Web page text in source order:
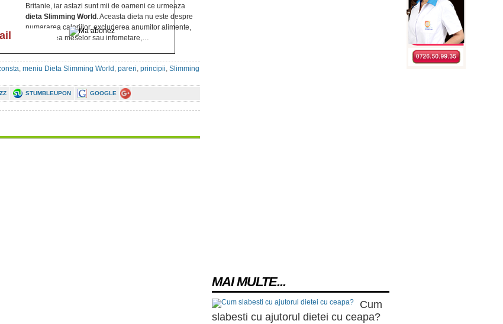
Britanie, iar astazi sunt mii de oameni ce urmeaza
dieta Slimming World . Aceasta dieta nu este despre
numararea caloriilor, excluderea anumitor alimente,
portionarea meselor sau infometare,…
, meniu Dieta Slimming World , pareri, principii, Slimming
STUMBLEUPON GOOGLE
MAI MULTE...
Cum
slabesti cu ajutorul dietei cu ceapa?